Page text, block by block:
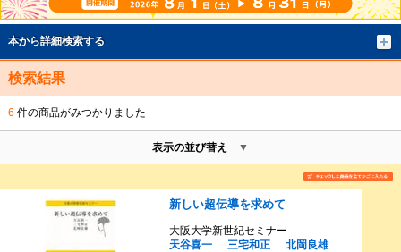
本から詳細検索する
検索結果
6 件の商品がみつかりました
表示の並び替え
新しい超伝導を求めて
大阪大学新世紀セミナー
天谷喜一
三宅和正
北岡良雄